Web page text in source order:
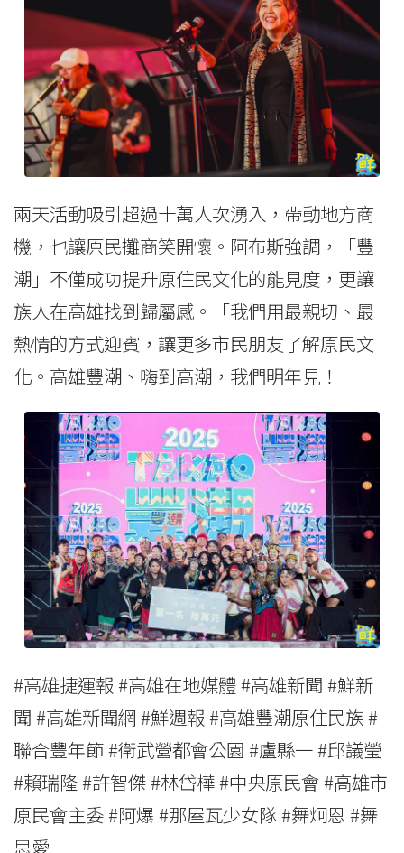
兩天活動吸引超過十萬人次湧入，帶動地方商
機，也讓原民攤商笑開懷。阿布斯強調，「豐
潮」不僅成功提升原住民文化的能見度，更讓
族人在高雄找到歸屬感。「我們用最親切、最
熱情的方式迎賓，讓更多市民朋友了解原民文
化。高雄豐潮、嗨到高潮，我們明年見！」
#高雄捷運報 #高雄在地媒體 #高雄新聞 #鮮新
聞 #高雄新聞網 #鮮週報 #高雄豐潮原住民族 #
聯合豐年節 #衛武營都會公園 #盧縣一 #邱議瑩
#賴瑞隆 #許智傑 #林岱樺 #中央原民會 #高雄市
原民會主委 #阿爆 #那屋瓦少女隊 #舞炯恩 #舞
思愛